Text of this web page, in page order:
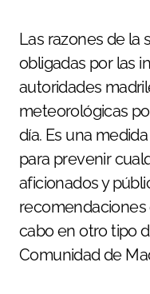
Las razones de la
obligadas por las
autoridades
meteorológicas
día. Es una
para prevenir
aficionados y
recomendaciones
cabo en otro tipo
Comunidad de